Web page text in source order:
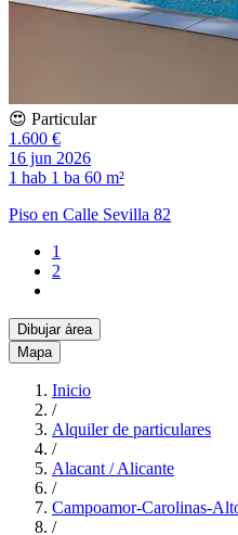
😍 Particular
1.600 €
16 jun 2026
1 hab 1 ba 60 m²
Piso en Calle Sevilla 82
1
2
Dibujar área
Mapa
Inicio
/
Alquiler de particulares
/
Alacant / Alicante
/
Campoamor-Carolinas-
/